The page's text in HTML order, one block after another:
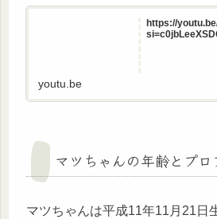
https://
youtu.be
マツちゃんの年齢とプ
マツちゃんは平成11年11月21日